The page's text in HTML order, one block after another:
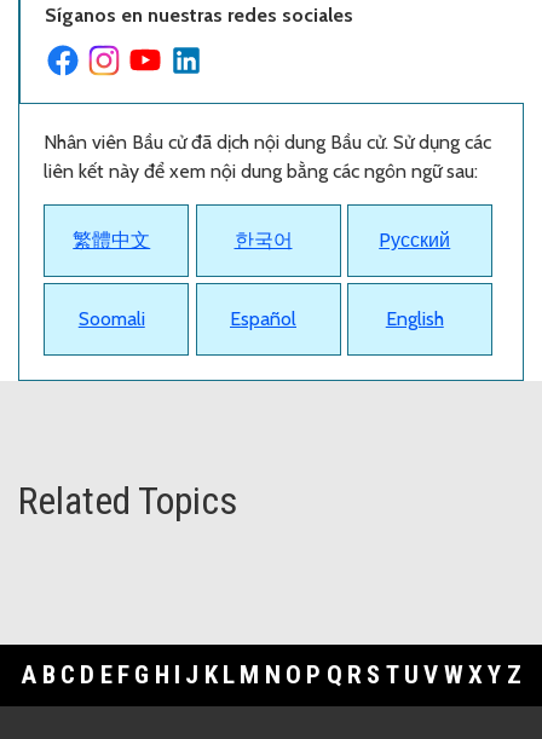
Síganos en nuestras redes sociales
Nhân viên Bầu cử đã dịch nội dung Bầu cử. Sử dụng các
liên kết này để xem nội dung bằng các ngôn ngữ sau:
繁體中文 한국어 Pусский
Soomali Español English
Related Topics
A B C D E F G H I J K L M N O P Q R S T U V WXY Z